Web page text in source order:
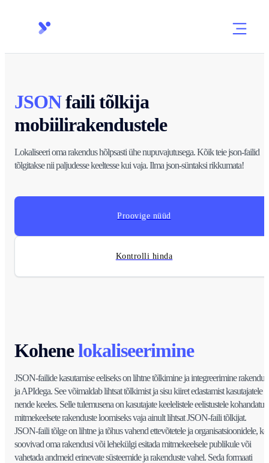
JSONfaili tõlkija
mobiilirakendustele
Lokaliseeri oma rakendus hõlpsasti ühe nupuvajutusega. Kõik teie json-failid
tõlgitakse nii paljudesse keeltesse kui vaja. Ilma json-süntaksi rikkumata!
Proovige nüüd
Kontrolli hinda
Kohenelokaliseerimine
JSON-failide kasutamise eeliseks on lihtne tõlkimine ja integreerimine
ja APIdega. See võimaldab lihtsat tõlkimist ja sisu kiiret edastamist kasutajatele
nende keeles. Selle tulemusena on kasutajate keelelistele eelistustele kohandatud
mitmekeelsete rakenduste loomiseks vaja ainult lihtsat JSON-faili tõlkijat.
JSON-faili tõlge on lihtne ja tõhus vahend ettevõtetele ja organisatsioonidele,
soovivad oma rakendusi või lehekülgi esitada mitmekeelsele publikule või
vahetada andmeid erinevate süsteemide ja rakenduste vahel. Seda formaati